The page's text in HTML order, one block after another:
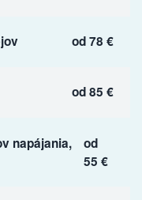
od 78 €
od 85 €
napájania,
od
55 €